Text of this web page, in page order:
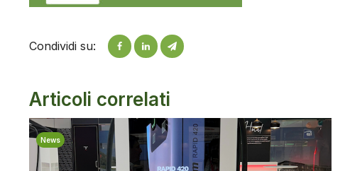
Condividi su:
Articoli correlati
News